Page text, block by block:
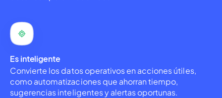
Es inteligente
Convierte los datos operativos en acciones útiles,
como automatizaciones que ahorran tiempo,
sugerencias inteligentes y alertas oportunas.